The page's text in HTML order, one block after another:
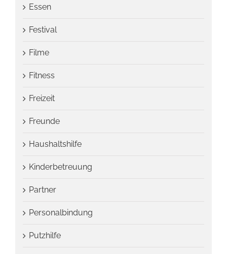
Essen
Festival
Filme
Fitness
Freizeit
Freunde
Haushaltshilfe
Kinderbetreuung
Partner
Personalbindung
Putzhilfe